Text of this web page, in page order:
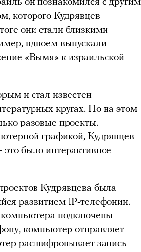
он познакомился с другим
которого Кудрявцев
они стали близкими
вдвоем выпускали
«Вымя» к израильской
и стал известен
кругах. Но на этом
разовые проекты.
графикой, Кудрявцев
было интерактивное
Кудрявцева была
развитием IP-телефонии.
подключены
компьютер отправляет
расшифровывает запись